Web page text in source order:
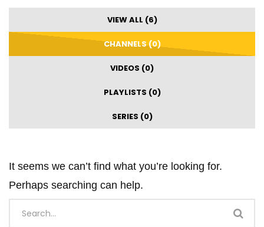
VIEW ALL (6)
CHANNELS (0)
VIDEOS (0)
PLAYLISTS (0)
SERIES (0)
It seems we can’t find what you’re looking for.
Perhaps searching can help.